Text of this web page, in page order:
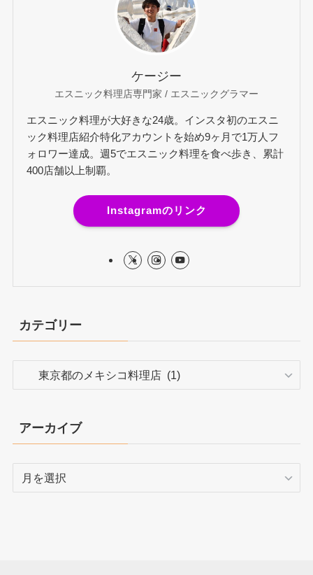
ケージー
エスニック料理店専門家 / エスニックグラマー
エスニック料理が大好きな24歳。インスタ初のエスニ
ック料理店紹介特化アカウントを始め9ヶ月で1万人フ
ォロワー達成。週5でエスニック料理を食べ歩き、累計
400店舗以上制覇。
Instagramのリンク
カテゴリー
リ
ー
アーカイブ